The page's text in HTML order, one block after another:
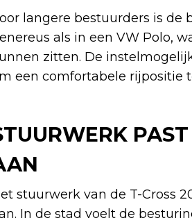
langere bestuurders is de
als in een VW Polo,
zitten. De
een comfortabele rijpositie
stuurwerk van de T-Cross
In de stad voelt de